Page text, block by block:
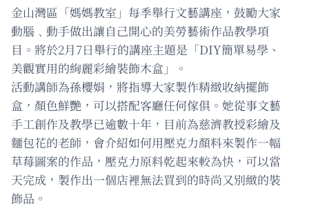
金山灣區「媽媽教室」每季舉行文藝講座，鼓勵大家
動腦﹑動手做出讓自己開心的美勞藝術作品教學項
目。將於2月7日舉行的講座主題是「DIY簡單易學、
美觀實用的絢麗彩繪裝飾木盒」。
活動講師為孫櫻娟，將指導大家製作精緻收納擺飾
盒，顏色鮮艷，可以搭配客廳任何傢俱。她從事文藝
手工創作及教學已逾數十年，目前為慈濟教授彩繪及
麵包花的老師，會介紹如何用壓克力顏料來製作一幅
草莓圖案的作品，壓克力原料乾起來較為快，可以當
天完成，製作出一個店裡無法買到的時尚又別緻的裝
飾品。